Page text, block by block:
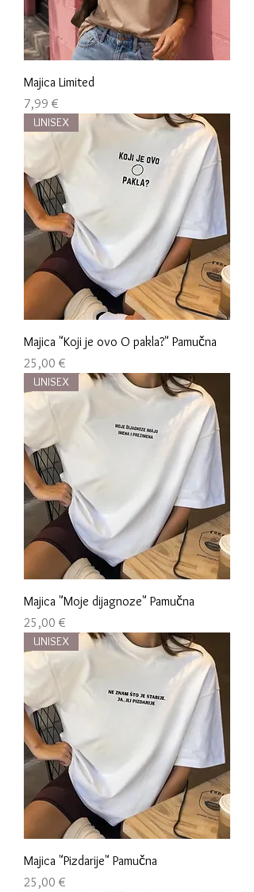
Majica Limited
Cijena
7,99 €
UNISEX
Majica "Koji je ovo O pakla?" Pamučna
Cijena
25,00 €
UNISEX
Majica "Moje dijagnoze" Pamučna
Cijena
25,00 €
UNISEX
Majica "Pizdarije" Pamučna
Cijena
25,00 €